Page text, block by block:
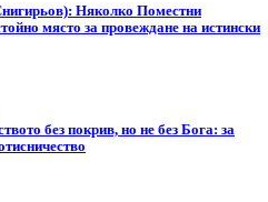
Няколко Поместни
място за провеждане на истински
без покрив, но не без Бога: за